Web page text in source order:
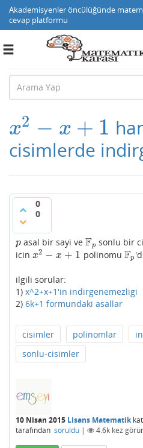
Akademisyenler öncülüğünde
cevap platformu
Toggle
x2 − x + 1
x2 −x+ 1
cisimlerde
0
0
p
pasal bir sayi ve Fp
Fp sonlu bir
icin x2 − x + 1
x2−x+ 1 polinomu Fp
Fp
ilgili sorular:
1) x^2+x+1'in indirgenemezligi
2) 6k+1 formundaki asallar
cisimler polinomlar
sonlu-cisimler
10 Nisan 2015 Lisans Matematik
tarafından soruldu | 4.6k kez